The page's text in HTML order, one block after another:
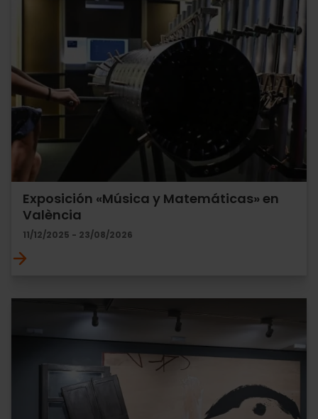
Exposición «Música y Matemáticas» en
València
11/12/2025 - 23/08/2026